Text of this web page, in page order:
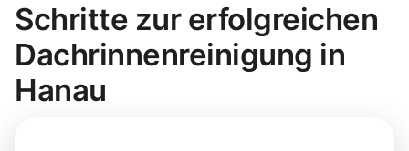
Schritte zur erfolgreichen
Dachrinnenreinigung in
Hanau